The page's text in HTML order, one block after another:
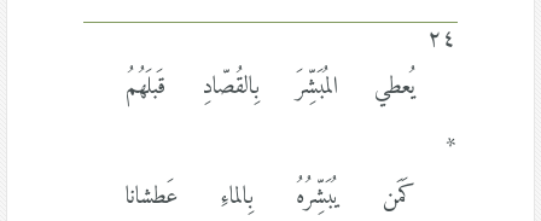
٢٤
يُعطي المُبَشِّرَ بِالقُصّادِ قَبلَهُمُ
*
كَمَن يُبَشِّرُهُ بِالماءِ عَطشانا